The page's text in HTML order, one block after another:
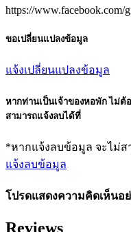
https://www.facebook.com/
ขอเปลี่ยนแปลงข้อมูล
แจ้งเปลี่ยนแปลงข้อมูล
หากท่านเป็นเจ้าของหอพัก ไม่ต้
สามารถแจ้งลบได้ที่
*หากแจ้งลบข้อมูล จะไม่
แจ้งลบข้อมูล
โปรดแสดงความคิดเห็นอ
Reviews